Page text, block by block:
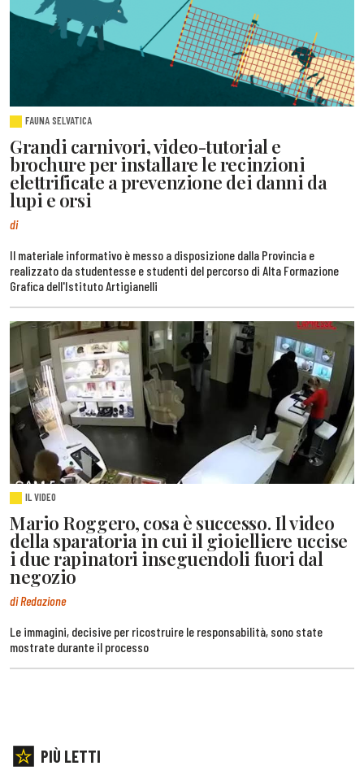
FAUNA SELVATICA
Grandi carnivori, video-tutorial e
brochure per installare le recinzioni
elettrificate a prevenzione dei danni da
lupi e orsi
di
Il materiale informativo è messo a disposizione dalla Provincia e
realizzato da studentesse e studenti del percorso di Alta Formazione
Grafica dell'Istituto Artigianelli
IL VIDEO
Mario Roggero, cosa è successo. Il video
della sparatoria in cui il gioielliere uccise
i due rapinatori inseguendoli fuori dal
negozio
di Redazione
Le immagini, decisive per ricostruire le responsabilità, sono state
mostrate durante il processo
PIÙ LETTI